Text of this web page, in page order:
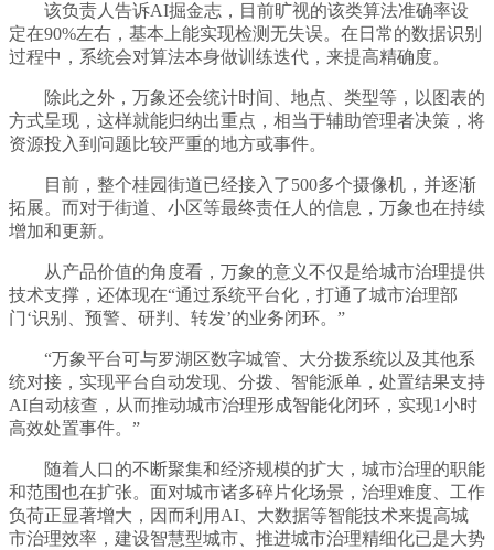
该负责人告诉AI掘金志，目前旷视的该类算法准确率设
定在90%左右，基本上能实现检测无失误。在日常的数据识别
过程中，系统会对算法本身做训练迭代，来提高精确度。
除此之外，万象还会统计时间、地点、类型等，以图表的
方式呈现，这样就能归纳出重点，相当于辅助管理者决策，将
资源投入到问题比较严重的地方或事件。
目前，整个桂园街道已经接入了500多个摄像机，并逐渐
拓展。而对于街道、小区等最终责任人的信息，万象也在持续
增加和更新。
从产品价值的角度看，万象的意义不仅是给城市治理提供
技术支撑，还体现在“通过系统平台化，打通了城市治理部
门‘识别、预警、研判、转发’的业务闭环。”
“万象平台可与罗湖区数字城管、大分拨系统以及其他系
统对接，实现平台自动发现、分拨、智能派单，处置结果支持
AI自动核查，从而推动城市治理形成智能化闭环，实现1小时
高效处置事件。”
随着人口的不断聚集和经济规模的扩大，城市治理的职能
和范围也在扩张。面对城市诸多碎片化场景，治理难度、工作
负荷正显著增大，因而利用AI、大数据等智能技术来提高城
市治理效率，建设智慧型城市、推进城市治理精细化已是大势